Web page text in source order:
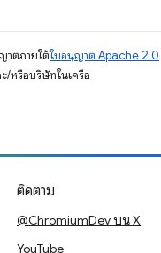
าตภายใต้ใบอนุญาต Apache 2.0
/หรือบริษัทในเครือ
ติดตาม
@ChromiumDev บน X
YouTube